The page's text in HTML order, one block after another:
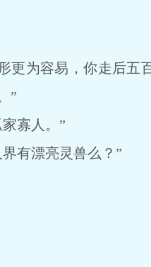
为容易，你走后五
”
寡人。”
有漂亮灵兽么？”